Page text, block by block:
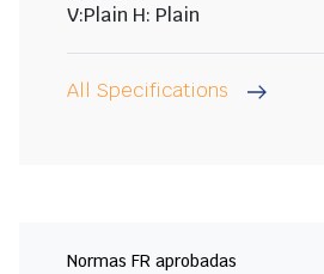
V:Plain H: Plain
All Specifications
Normas FR aprobadas